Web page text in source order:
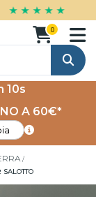
★ ★ ★ ★ ★
Cerca
0
10s
A 60€*